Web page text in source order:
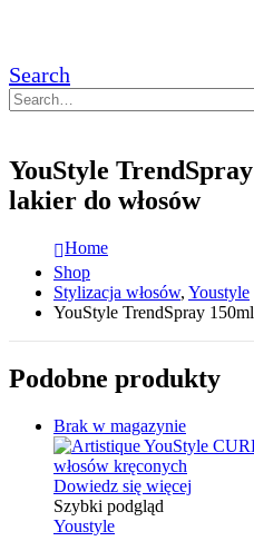
Search
YouStyle
lakier do włosów
Home
Shop
Stylizacja włosów, Youstyle
YouStyle TrendSpray
Podobne produkty
Brak w magazynie
Dowiedz się więcej
Szybki podgląd
Youstyle